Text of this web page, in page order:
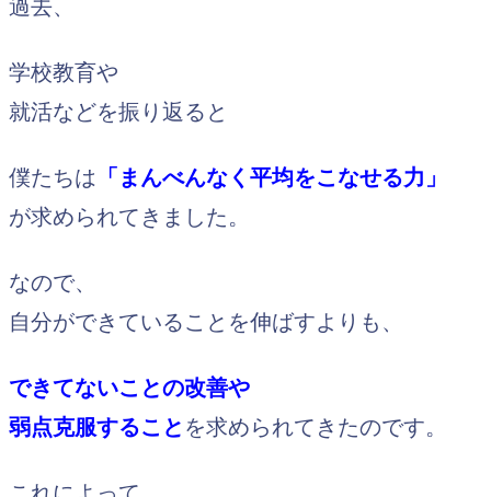
過去、
学校教育や
就活などを振り返ると
僕たちは 「まんべんなく平均をこなせる力」
が求められてきました。
なので、
自分ができていることを伸ばすよりも、
できてないことの改善や
弱点克服すること を求められてきたのです。